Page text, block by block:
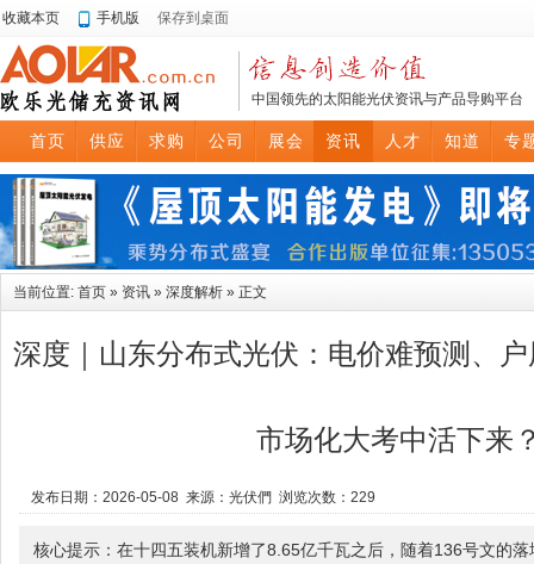
收藏本页 手机版 保存到桌面
中国领先的太阳能光伏资讯与产品导购平台
首页 供应 求购 公司 展会 资讯 人才 知道 专
当前位置: 首页 » 资讯 » 深度解析 » 正文
深度｜山东分布式光伏：电价难预测、
市场化大考中活下来
发布日期：2026-05-08 来源：光伏們 浏览次数： 229
核心提示：在十四五装机新增了8.65亿千瓦之后，随着136号文的